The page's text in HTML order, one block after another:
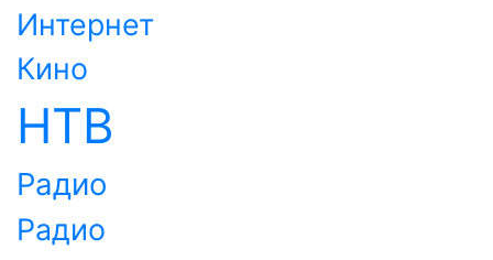
Интернет
Кино
НТВ
Радио
Радио